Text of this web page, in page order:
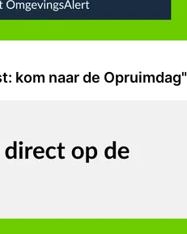
kom naar de Opruimdag"